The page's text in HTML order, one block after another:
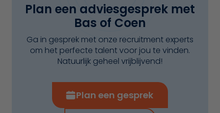
Plan een adviesgesprek met
Bas of Coen
Ga in gesprek met onze recruitment experts
om het perfecte talent voor jou te vinden.
Natuurlijk geheel vrijblijvend!
Plan een gesprek